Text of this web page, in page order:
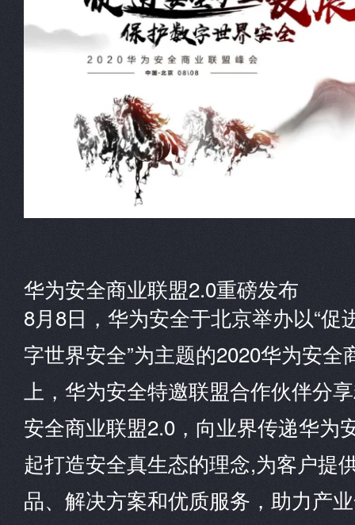
华为安全商业联盟2.0重磅发布
8月8日，华为安全于北京举办以“促
字世界安全”为主题的2020华为安
上，华为安全特邀联盟合作伙伴分
安全商业联盟2.0，向业界传递华为
起打造安全真生态的理念,为客户提
品、解决方案和优质服务，助力产